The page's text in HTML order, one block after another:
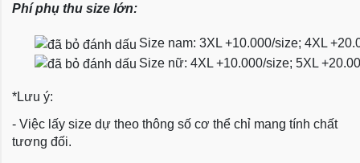
Phí phụ thu size lớn:
Size nam: 3XL +10.000/size; 4XL
Size nữ: 4XL +10.000/size; 5XL
*Lưu ý:
- Việc lấy size dự theo thông số cơ thể chỉ mang tính chất
tương đối.